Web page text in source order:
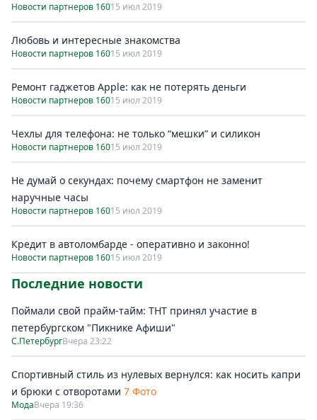
Новости партнеров 16015 июл 2019
Любовь и интересные знакомства
Новости партнеров 16015 июл 2019
Ремонт гаджетов Apple: как не потерять деньги
Новости партнеров 16015 июл 2019
Чехлы для телефона: не только “мешки” и силикон
Новости партнеров 16015 июл 2019
Не думай о секундах: почему смартфон не заменит
наручные часы
Новости партнеров 16015 июл 2019
Кредит в автоломбарде - оперативно и законно!
Новости партнеров 16015 июл 2019
Последние новости
Поймали свой прайм-тайм: ТНТ принял участие в
петербургском "Пикнике Афиши"
С.ПетербургВчера 23:22
Спортивный стиль из нулевых вернулся: как носить капри
и брюки с отворотами 7 Фото
МодаВчера 19:36